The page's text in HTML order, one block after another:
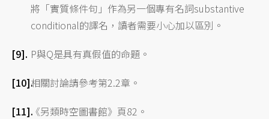
將「實質條件句」作為另一個專有名詞substantive
conditional的譯名，讀者需要小心加以區別。
P與Q是具有真假值的命題。
相關討論請參考第2.2章。
《另類時空圖書館》頁82。